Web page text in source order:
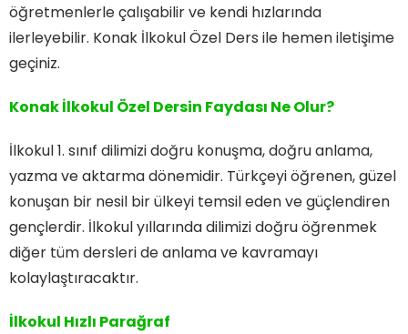
öğretmenlerle çalışabilir ve kendi hızlarında
ilerleyebilir. Konak İlkokul Özel Ders ile hemen iletişime
geçiniz.
Konak İlkokul Özel Dersin Faydası Ne Olur?
İlkokul 1. sınıf dilimizi doğru konuşma, doğru anlama,
yazma ve aktarma dönemidir. Türkçeyi öğrenen, güzel
konuşan bir nesil bir ülkeyi temsil eden ve güçlendiren
gençlerdir. İlkokul yıllarında dilimizi doğru öğrenmek
diğer tüm dersleri de anlama ve kavramayı
kolaylaştıracaktır.
İlkokul Hızlı Parağraf